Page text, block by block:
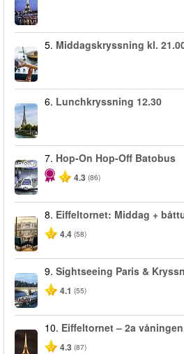
5. Middagskryssning kl.
6. Lunchkryssning 12.30
7. Hop-On Hop-Off Batobus
4.3 (86)
8. Eiffeltornet: Middag +
4.4 (58)
9. Sightseeing Paris &
4.1 (55)
10. Eiffeltornet – 2a
4.3 (87)